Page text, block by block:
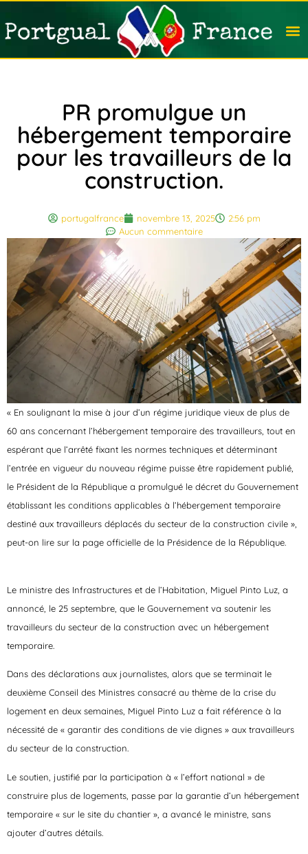
PR promulgue un
hébergement temporaire
pour les travailleurs de la
construction.
portugalfrance novembre 13, 2025
2:56 pm
Aucun commentaire
« En soulignant la mise à jour d’un régime juridique vieux de plus de
60 ans concernant l’hébergement temporaire des travailleurs, tout en
espérant que l’arrêté fixant les normes techniques et déterminant
l’entrée en vigueur du nouveau régime puisse être rapidement publié,
le Président de la République a promulgué le décret du Gouvernement
établissant les conditions applicables à l’hébergement temporaire
destiné aux travailleurs déplacés du secteur de la construction civile »,
peut-on lire sur la page officielle de la Présidence de la République.
Le ministre des Infrastructures et de l’Habitation, Miguel Pinto Luz, a
annoncé, le 25 septembre, que le Gouvernement va soutenir les
travailleurs du secteur de la construction avec un hébergement
temporaire.
Dans des déclarations aux journalistes, alors que se terminait le
deuxième Conseil des Ministres consacré au thème de la crise du
logement en deux semaines, Miguel Pinto Luz a fait référence à la
nécessité de « garantir des conditions de vie dignes » aux travailleurs
du secteur de la construction.
Le soutien, justifié par la participation à « l’effort national » de
construire plus de logements, passe par la garantie d’un hébergement
temporaire « sur le site du chantier », a avancé le ministre, sans
ajouter d’autres détails.